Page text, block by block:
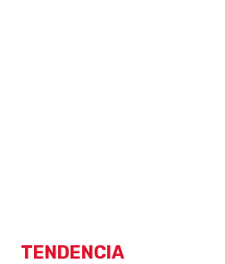
TENDENCIA